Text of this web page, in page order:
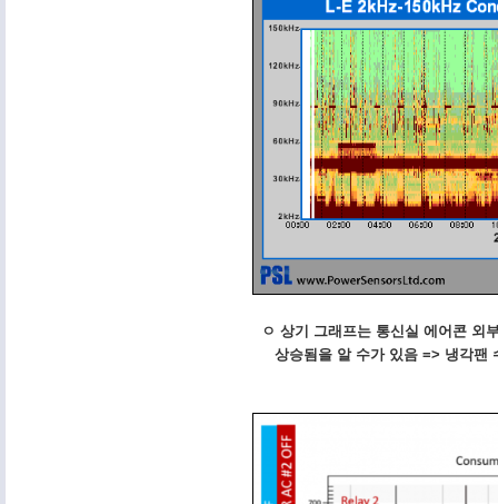
ㅇ 상기 그래프는 통신실 에어콘 외
상승됨을 알 수가 있음 => 냉각팬